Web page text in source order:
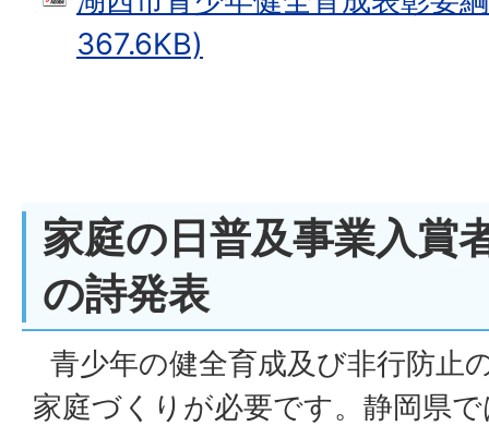
367.6KB)
家庭の日普及事業入賞
の詩発表
青少年の健全育成及び非行防止
家庭づくりが必要です。静岡県